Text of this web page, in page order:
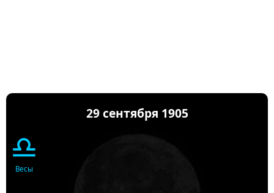
29 сентября 1905
♎
Весы